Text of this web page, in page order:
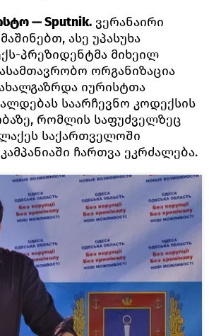
— Sputnik. ვერანაირი
ასე უპასუხა
პრეზიდენტმა მიხეილ
ორგანიზაცია
იურისტთა
საარჩევნო კოდექსის
რომლის საფუძველზეც
საქართველოში
ჩართვა ეკრძალება.